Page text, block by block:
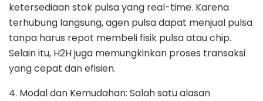
ketersediaan stok pulsa yang real-time. Karena
terhubung langsung, agen pulsa dapat menjual pulsa
tanpa harus repot membeli fisik pulsa atau chip.
Selain itu, H2H juga memungkinkan proses transaksi
yang cepat dan efisien.
4. Modal dan Kemudahan: Salah satu alasan